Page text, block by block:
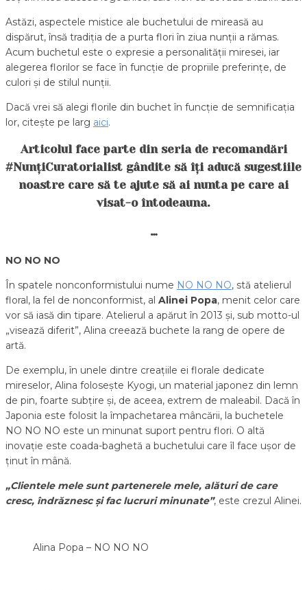
Astăzi, aspectele mistice ale buchetului de mireasă au
dispărut, însă tradiția de a purta flori în ziua nunții a rămas.
Acum buchetul este o expresie a personalității miresei, iar
alegerea florilor se face în funcție de propriile preferințe, de
culori și de stilul nunții.
Dacă vrei să alegi florile din buchet în funcție de semnificația
lor, citește pe larg aici.
Articolul face parte din seria de recomandări
#NunțiCuratorialist gândite să îți aducă sugestiile
noastre care să te ajute să ai nunta pe care ai
visat-o întodeauna.
…
NO NO NO
În spatele nonconformistului nume NO NO NO, stă atelierul
floral, la fel de nonconformist, al Alinei Popa, menit celor care
vor să iasă din tipare. Atelierul a apărut în 2013 și, sub motto-ul
„visează diferit”, Alina creează buchete la rang de opere de
artă.
De exemplu, în unele dintre creațiile ei florale dedicate
mireselor, Alina folosește Kyogi, un material japonez din lemn
de pin, foarte subțire și, de aceea, extrem de maleabil. Dacă în
Japonia este folosit la împachetarea mâncării, la buchetele
NO NO NO este un minunat suport pentru flori. O altă
inovație este coada-baghetă a buchetului care îl face ușor de
ținut în mână.
„Clientele mele sunt partenerele mele, alături de care
cresc, îndrăznescși fac lucruri minunate”, este crezul Alinei.
Alina Popa – NO NO NO